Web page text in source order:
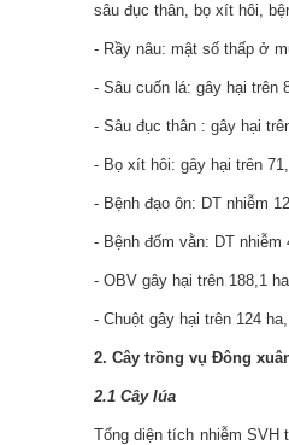
sâu đục thân, bọ xít hôi,
- Rầy nâu: mật số thấp ở
- Sâu cuốn lá: gây hại trên
- Sâu đục thân : gây hại
- Bọ xít hôi: gây hại trên
- Bệnh đạo ôn: DT nhiễm
- Bệnh đốm vằn: DT
- OBV gây hại trên 188,1
- Chuột gây hại trên 124
2. Cây trồng vụ Đông
2.1 Cây lúa
Tổng diện tích nhiễm SVH